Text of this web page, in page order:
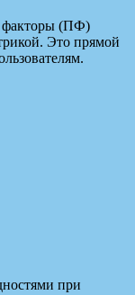
факторы (ПФ)
Это прямой
при